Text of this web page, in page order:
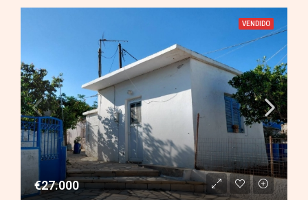
VENDIDO
€27.000